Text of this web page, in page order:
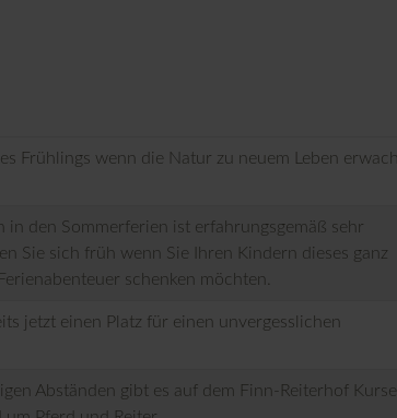
Frühlings wenn die Natur zu neuem Leben
in den Sommerferien ist erfahrungsgemäß sehr
Sie sich früh wenn Sie Ihren Kindern dieses ganz
schenken möchten.
jetzt einen Platz für einen unvergesslichen
Abständen gibt es auf dem Finn-Reiterhof Kurse